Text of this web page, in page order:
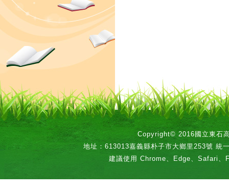
Copyright© 2016國立東石
地址：613013嘉義縣朴子市大鄉里253號 統
建議使用 Chrome、Edge、Safari